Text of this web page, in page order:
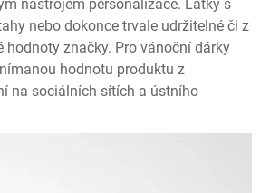
nástrojem personalizace. Látky s
nebo dokonce trvale udržitelné či z
značky. Pro vánoční dárky
hodnotu produktu z
na sociálních sítích a ústního